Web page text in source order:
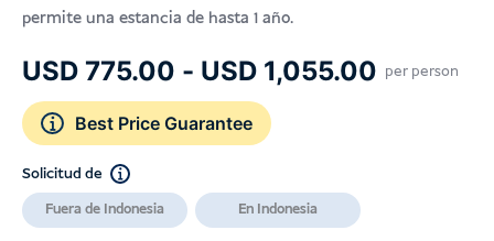
permite una estancia de hasta 1 año.
USD 775.00 - USD 1,055.00 Rango
per person
Best Price Guarantee
Solicitud de
Fuera de Indonesia En Indonesia